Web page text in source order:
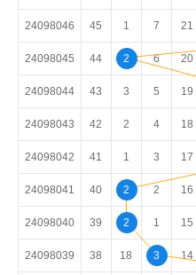
24098046 45 1 7 21
24098045 44 2 6 20
24098044 43 3 5 19
24098043 42 2 4 18
24098042 41 1 3 17
24098041 40 2 2 16
24098040 39 2 1 15
24098039 38 18 3 14